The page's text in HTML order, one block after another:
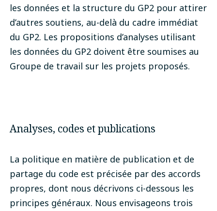
les données et la structure du GP2 pour attirer
d’autres soutiens, au-delà du cadre immédiat
du GP2. Les propositions d’analyses utilisant
les données du GP2 doivent être soumises au
Groupe de travail sur les projets proposés.
Analyses, codes et publications
La politique en matière de publication et de
partage du code est précisée par des accords
propres, dont nous décrivons ci-dessous les
principes généraux. Nous envisageons trois